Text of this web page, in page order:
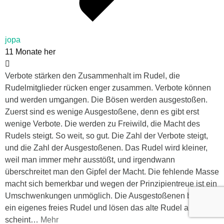
jopa
11 Monate her
Verbote stärken den Zusammenhalt im Rudel, die
Rudelmitglieder rücken enger zusammen. Verbote können
und werden umgangen. Die Bösen werden ausgestoßen.
Zuerst sind es wenige Ausgestoßene, denn es gibt erst
wenige Verbote. Die werden zu Freiwild, die Macht des
Rudels steigt. So weit, so gut. Die Zahl der Verbote steigt,
und die Zahl der Ausgestoßenen. Das Rudel wird kleiner,
weil man immer mehr ausstößt, und irgendwann
überschreitet man den Gipfel der Macht. Die fehlende Masse
macht sich bemerkbar und wegen der Prinzipientreue ist ein
Umschwenkungen unmöglich. Die Ausgestoßenen bilden
ein eigenes freies Rudel und lösen das alte Rudel ab. Alles
scheint… Mehr